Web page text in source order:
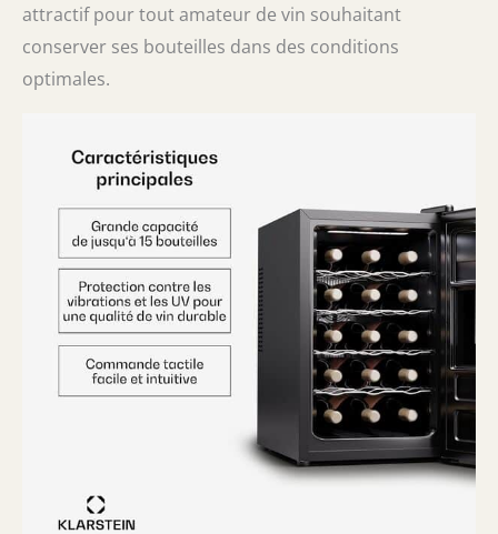
attractif pour tout amateur de vin souhaitant
conserver ses bouteilles dans des conditions
optimales.